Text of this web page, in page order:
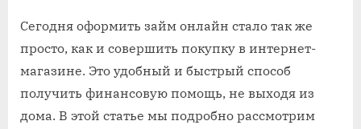
Сегодня оформить займ онлайн стало так же
просто, как и совершить покупку в интернет-
магазине. Это удобный и быстрый способ
получить финансовую помощь, не выходя из
дома. В этой статье мы подробно рассмотрим